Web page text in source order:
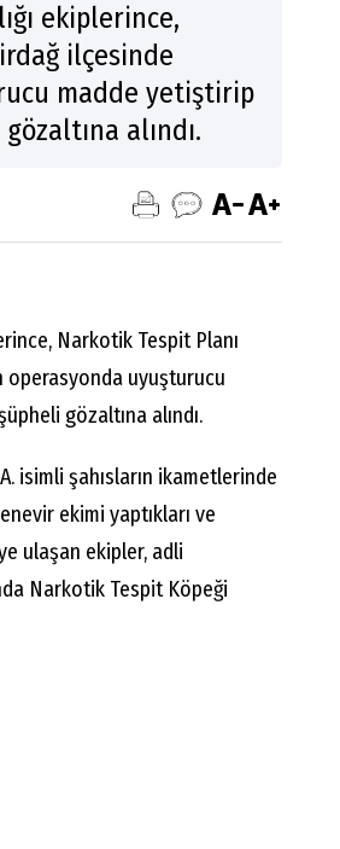
ekiplerince,
ilçesinde
madde yetiştirip
alındı.
Narkotik Tespit Planı
operasyonda uyuşturucu
gözaltına alındı.
isimli şahısların ikametlerinde
ekimi yaptıkları ve
ulaşan ekipler, adli
Narkotik Tespit Köpeği